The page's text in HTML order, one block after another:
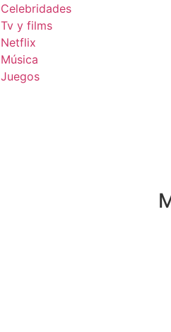
Celebridades
Tv y films
Netflix
Música
Juegos